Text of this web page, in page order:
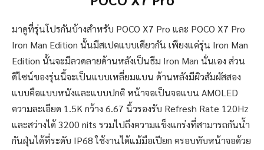
มาดูที่รุ่นโปรกันบ้างสำหรับ POCO X7 Pro และ POCO X7 Pro
Iron Man Edition นั้นมีสเปคแบบเดียวกัน เพียงแค่รุ่น Iron Man
Edition นั้นจะมีลวดลายด้านหลังเป็นธีม Iron Man นั่นเอง ส่วน
ดีไซน์ของรุ่นนี้จะเป็นแบบเหลี่ยมแบน ด้านหลังมีผิวสัมผัสสอง
แบบคือแบบหนังและแบบปกติ หน้าจอเป็นจอแบน AMOLED
ความละเอียด 1.5K กว้าง 6.67 นิ้วรองรับ Refresh Rate 120Hz
และสว่างได้ 3200 nits รวมไปถึงความแข็งแกร่งที่สามารถกันน้ำ
กันฝุ่นได้ที่ระดับ IP68 ใช้งานได้แม้มือเปียก ครอบทับหน้าจอด้วย